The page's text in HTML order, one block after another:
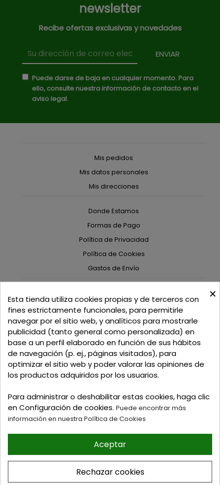
newsletter
Recibe ofertas exclusivas y novedades
Puede darse de baja en cualquier momento. Para
ello, consulte nuestra información de contacto en el
aviso legal.
Mis pedidos
Mis datos personales
Mis direcciones
Donde Estamos
Formas de Pago
Política de Privacidad
Política de Cookies
Gastos de Envío
C/ Delgadillo Nº 7 - Local 1 - 45600
Talavera de la Reina - Toledo - (España)
Llamadnos:+34 925 82 02 19 o625 654 791
Email: curtidosytapicerias@gmail.com
Verano:
Mañanas: de 09:00h a 13:30h
Invierno:
Mañanas: de 09:30h a 13:30h
Tardes: de 16:30h a 20:00h
© 2026 Tienda online de
Curtidos y Tapicerias y
articulos para Zapateria y
×
Esta tienda utiliza cookies propias y de terceros con
fines estrictamente funcionales, para permitirle
navegar por el sitio web, y analíticos para mostrarle
publicidad (tanto general como personalizada) en
base a un perfil elaborado en función de sus hábitos
de navegación (p. ej., páginas visitados), para
optimizar el sitio web y poder valorar las opiniones de
los productos adquiridos por los usuarios.
Para administrar o deshabilitar estas cookies, haga clic
en Configuración de cookies. Puede encontrar más
información en nuestra Política de Cookies
Aceptar
Rechazar cookies